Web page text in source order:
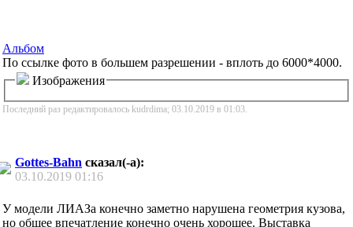
Альбом
По ссылке фото в большем разрешении - вплоть до 6000*4000.
Изображения
Последний раз редактировалось kudrdima; 03.10.2019 в 01:03.
Gottes-Bahn сказал(-а):
03.10.2019 01:16
У модели ЛИАЗа конечно заметно нарушена геометрия кузова,
но общее впечатление конечно очень хорошее. Выставка